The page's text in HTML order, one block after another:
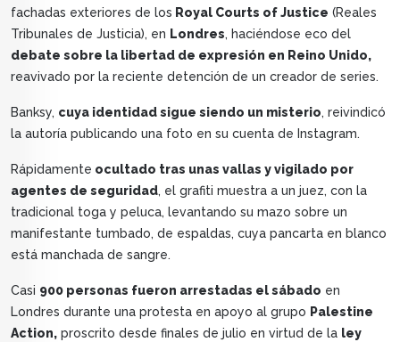
fachadas exteriores de los Royal Courts of Justice (Reales
Tribunales de Justicia), en Londres, haciéndose eco del
debate sobre la libertad de expresión en Reino Unido,
reavivado por la reciente detención de un creador de series.
Banksy, cuya identidad sigue siendo un misterio, reivindicó
la autoría publicando una foto en su cuenta de Instagram.
Rápidamente ocultado tras unas vallas y vigilado por
agentes de seguridad, el grafiti muestra a un juez, con la
tradicional toga y peluca, levantando su mazo sobre un
manifestante tumbado, de espaldas, cuya pancarta en blanco
está manchada de sangre.
Casi 900 personas fueron arrestadas el sábado en
Londres durante una protesta en apoyo al grupo Palestine
Action, proscrito desde finales de julio en virtud de la ley